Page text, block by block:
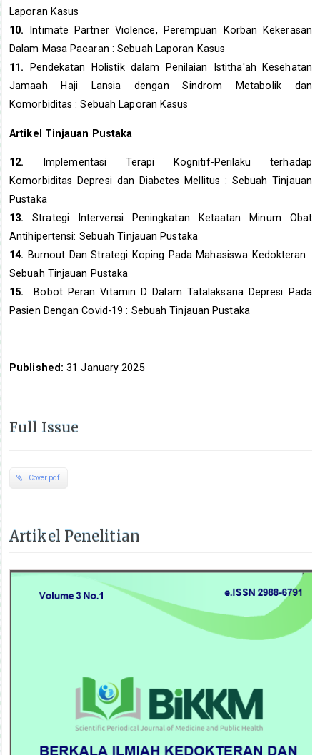
Laporan Kasus
10.
Intimate Partner Violence, Perempuan Korban Kekerasan
Dalam Masa Pacaran : Sebuah Laporan Kasus
11.
Pendekatan Holistik dalam Penilaian Istitha'ah Kesehatan
Jamaah Haji Lansia dengan Sindrom Metabolik dan
Komorbiditas : Sebuah Laporan Kasus
Artikel Tinjauan Pustaka
12.
Implementasi Terapi Kognitif-Perilaku terhadap
Komorbiditas Depresi dan Diabetes Mellitus : Sebuah Tinjauan
Pustaka
13.Strategi Intervensi Peningkatan Ketaatan Minum Obat
Antihipertensi: Sebuah Tinjauan Pustaka
14. Burnout Dan Strategi Koping Pada Mahasiswa Kedokteran :
Sebuah Tinjauan Pustaka
15.
Bobot Peran Vitamin D Dalam Tatalaksana Depresi Pada
Pasien Dengan Covid-19 : Sebuah Tinjauan Pustaka
Published:31 January 2025
Full Issue
Cover.pdf
Artikel Penelitian